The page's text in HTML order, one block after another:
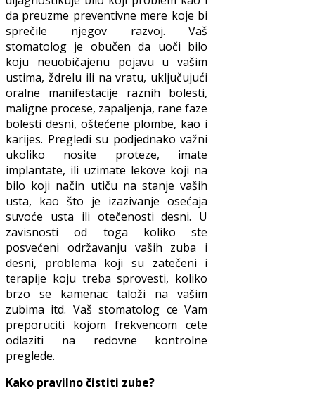
da preuzme preventivne mere koje bi
sprečile njegov razvoj. Vaš
stomatolog je obučen da uoči bilo
koju neuobičajenu pojavu u vašim
ustima, ždrelu ili na vratu, uključujući
oralne manifestacije raznih bolesti,
maligne procese, zapaljenja, rane faze
bolesti desni, oštećene plombe, kao i
karijes. Pregledi su podjednako važni
ukoliko nosite proteze, imate
implantate, ili uzimate lekove koji na
bilo koji način utiču na stanje vaših
usta, kao što je izazivanje osećaja
suvoće usta ili otečenosti desni. U
zavisnosti od toga koliko ste
posvećeni održavanju vaših zuba i
desni, problema koji su zatečeni i
terapije koju treba sprovesti, koliko
brzo se kamenac taloži na vašim
zubima itd. Vaš stomatolog ce Vam
preporuciti kojom frekvencom cete
odlaziti na redovne kontrolne
preglede.
Kako pravilno čistiti zube?